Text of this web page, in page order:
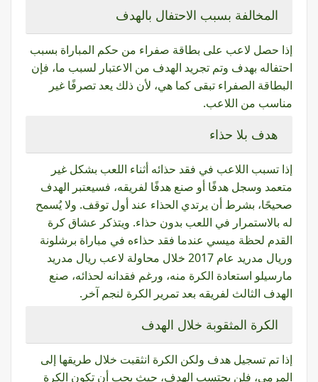
المخالفة بسبب الاحتفال بالهدف
إذا حصل لاعب على بطاقة صفراء من حكم المباراة بسبب
احتفاله بهدف وتم تجريد الهدف من الاعتبار لسبب ما، فإن
البطاقة الصفراء تبقى كما هي، لأن ذلك يعد تصرفًا غير
مناسب من اللاعب.
هدف بلا حذاء
إذا تسبب اللاعب في فقد حذائه أثناء اللعب بشكل غير
متعمد وسجل هدفًا أو صنع هدفًا لفريقه، فسيعتبر الهدف
صحيحًا، بشرط أن يرتدي الحذاء عند أول توقف. ولا يُسمح
له بالاستمرار في اللعب بدون حذاء. ويتذكر عشاق كرة
القدم لحظة ميسي عندما فقد حذاءه في مباراة برشلونة
وريال مدريد عام 2017 خلال محاولة لاعب ريال مدريد
مارسيلو استعادة الكرة منه، ورغم فقدانه لحذائه، صنع
الهدف الثالث لفريقه بعد تمرير الكرة لنجم آخر.
الكرة المثقوبة خلال الهدف
إذا تم تسجيل هدف ولكن الكرة انثقبت خلال طريقها إلى
المرمى، فلن يحتسب الهدف، حيث يجب أن تكون الكرة